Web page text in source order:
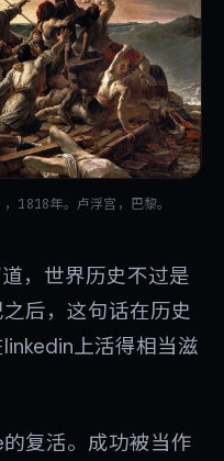
年。卢浮宫，巴黎。
，世界历史不过是
后，这句话在历史
上活得相当滋
复活。成功被当作